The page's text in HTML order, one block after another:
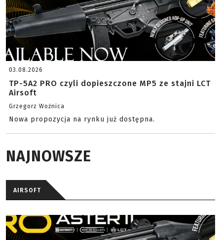
03.08.2026
TP-5A2 PRO czyli dopieszczone MP5 ze stajni LCT
Airsoft
Grzegorz Woźnica
Nowa propozycja na rynku już dostępna.
NAJNOWSZE
AIRSOFT